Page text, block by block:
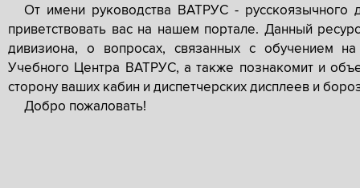
От имени руководства ВАТРУС -
приветствовать вас на нашем портале. Данный
дивизиона, о вопросах, связанных с обучением
Учебного Центра ВАТРУС, а также познакомит и
сторону ваших кабин и диспетчерских дисплеев и
Добро пожаловать!